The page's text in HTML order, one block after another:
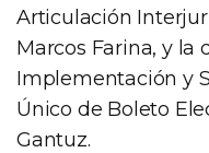
Articulación
Marcos Farina, y la
Implementación y
Único de Boleto
Gantuz.